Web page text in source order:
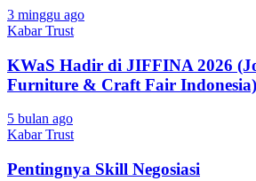
3 minggu ago
Kabar Trust
KWaS Hadir di JIFFINA 2026
Furniture & Craft Fair Indonesia)
5 bulan ago
Kabar Trust
Pentingnya Skill Negosiasi